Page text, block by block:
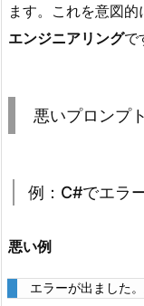
ロ
ン
と
良
ロ
プ
の
ます。これを意図
エンジニアリングで
悪いプロンプ
例：C#でエラ
悪い例
エラーが出ました